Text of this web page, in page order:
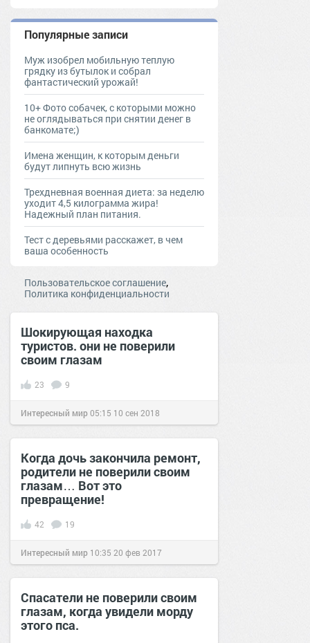
Популярные записи
Муж изобрел мобильную теплую
грядку из бутылок и собрал
фантастический урожай!
10+ Фото собачек, с которыми можно
не оглядываться при снятии денег в
банкомате;)
Имена женщин, к которым деньги
будут липнуть всю жизнь
Трехдневная военная диета: за неделю
уходит 4,5 килограмма жира!
Надежный план питания.
Тест с деревьями расскажет, в чем
ваша особенность
Пользовательское соглашение,
Политика конфиденциальности
Шокирующая находка
туристов. они не поверили
своим глазам
23 9
Интересный мир05:15 10 сен 2018
Когда дочь закончила ремонт,
родители не поверили своим
глазам… Вот это
превращение!
42 19
Интересный мир 10:35 20 фев 2017
Спасатели не поверили своим
глазам, когда увидели морду
этого пса.